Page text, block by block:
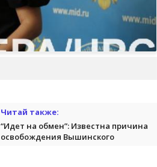
Читай также:
“Идет на обмен”: Известна причина
освобождения Вышинского